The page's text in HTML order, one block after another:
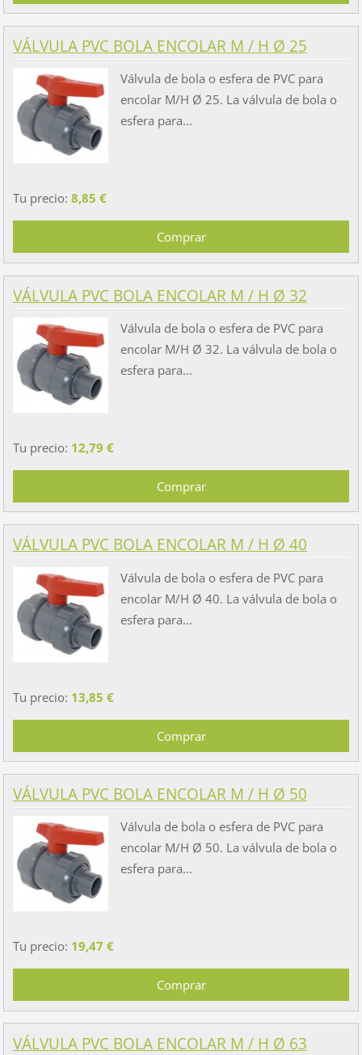
VÁLVULA PVC BOLA ENCOLAR M / H Ø 25
Válvula de bola o esfera de PVC para
encolar M/H Ø 25. La válvula de bola o
esfera para...
Tu precio: 8,85 €
VÁLVULA PVC BOLA ENCOLAR M / H Ø 32
Válvula de bola o esfera de PVC para
encolar M/H Ø 32. La válvula de bola o
esfera para...
Tu precio: 12,79 €
VÁLVULA PVC BOLA ENCOLAR M / H Ø 40
Válvula de bola o esfera de PVC para
encolar M/H Ø 40. La válvula de bola o
esfera para...
Tu precio: 13,85 €
VÁLVULA PVC BOLA ENCOLAR M / H Ø 50
Válvula de bola o esfera de PVC para
encolar M/H Ø 50. La válvula de bola o
esfera para...
Tu precio: 19,47 €
VÁLVULA PVC BOLA ENCOLAR M / H Ø 63